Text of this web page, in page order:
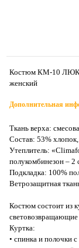
Костюм КМ-10 ЛЮКС
женский
Дополнительная
Ткань верха:
Состав: 53%
Утеплитель:
полукомбинезон – 2
Подкладка: 100%
Ветрозащитная
Костюм состоит из
Куртка:
• спинка и полочки с